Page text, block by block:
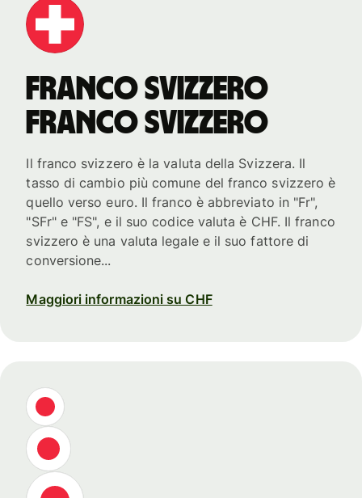
franco svizzero
franco svizzero
Il franco svizzero è la valuta della Svizzera. Il
tasso di cambio più comune del franco svizzero è
quello verso euro. Il franco è abbreviato in "Fr",
"SFr" e "FS", e il suo codice valuta è CHF. Il franco
svizzero è una valuta legale e il suo fattore di
conversione...
Maggiori informazioni su CHF